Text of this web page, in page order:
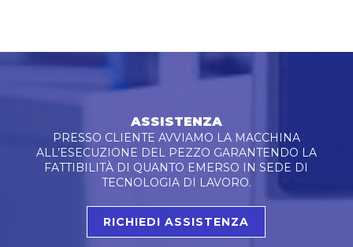
ASSISTENZA
PRESSO CLIENTE AVVIAMO LA MACCHINA
ALL’ESECUZIONE DEL PEZZO GARANTENDO LA
FATTIBILITÀ DI QUANTO EMERSO IN SEDE DI
TECNOLOGIA DI LAVORO.
RICHIEDI ASSISTENZA